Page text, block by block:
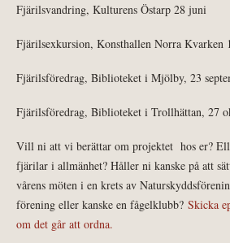
Fjärilsvandring, Kulturens Östarp 28 juni
Fjärilsexkursion, Konsthallen Norra Kvarken
Fjärilsföredrag, Biblioteket i Mjölby, 23
Fjärilsföredrag, Biblioteket i Trollhättan, 27
Vill ni att vi berättar om projektet hos er?
fjärilar i allmänhet? Håller ni kanske på att
vårens möten i en krets av
förening eller kanske en fågelklubb? Skicka
om det går att ordna.